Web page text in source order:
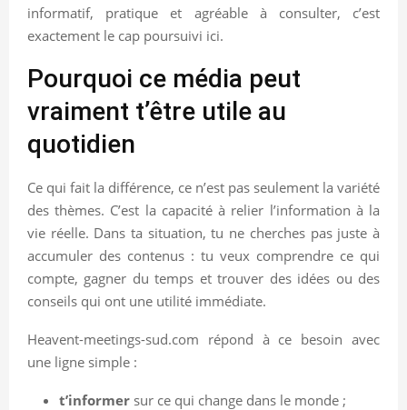
informatif, pratique et agréable à consulter, c’est
exactement le cap poursuivi ici.
Pourquoi ce média peut
vraiment t’être utile au
quotidien
Ce qui fait la différence, ce n’est pas seulement la variété
des thèmes. C’est la capacité à relier l’information à la
vie réelle. Dans ta situation, tu ne cherches pas juste à
accumuler des contenus : tu veux comprendre ce qui
compte, gagner du temps et trouver des idées ou des
conseils qui ont une utilité immédiate.
Heavent-meetings-sud.com répond à ce besoin avec
une ligne simple :
t’informer sur ce qui change dans le monde ;